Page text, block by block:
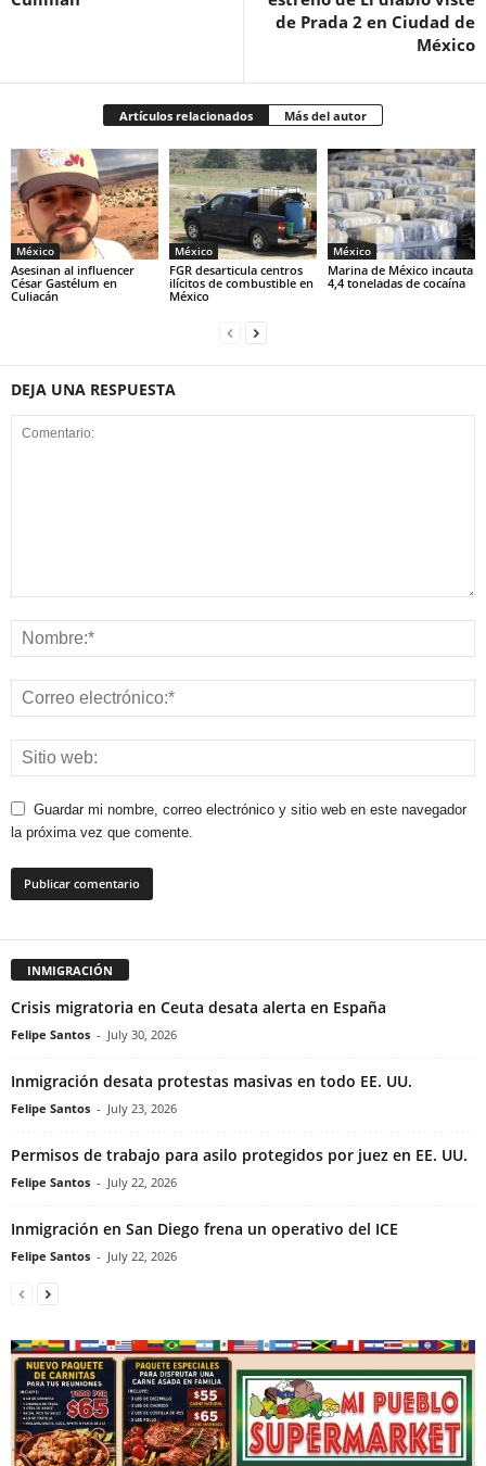
de Prada 2 en Ciudad de
México
Artículos relacionados Más del autor
México
Asesinan al influencer
César Gastélum en
Culiacán
México
FGR desarticula centros
ilícitos de combustible en
México
México
Marina de México incauta
4,4 toneladas de cocaína
DEJA UNA RESPUESTA
Guardar mi nombre, correo electrónico y sitio web en este navegador
la próxima vez que comente.
INMIGRACIÓN
Crisis migratoria en Ceuta desata alerta en España
Felipe Santos - July 30, 2026
Inmigración desata protestas masivas en todo EE. UU.
Felipe Santos - July 23, 2026
Permisos de trabajo para asilo protegidos por juez en EE. UU.
Felipe Santos - July 22, 2026
Inmigración en San Diego frena un operativo del ICE
Felipe Santos - July 22, 2026